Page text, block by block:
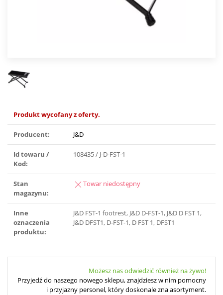
Produkt wycofany z oferty.
Producent: J&D
Id towaru /
Kod:
108435 / J-D-FST-1
Stan
magazynu:
Towar niedostępny
Inne
oznaczenia
produktu:
J&D FST-1 footrest, J&D D-FST-1, J&D D FST 1,
J&D DFST1, D-FST-1, D FST 1, DFST1
Możesz nas odwiedzić również na żywo!
Przyjedź do naszego nowego sklepu, znajdziesz w nim pomocny
i przyjazny personel, który doskonale zna asortyment.